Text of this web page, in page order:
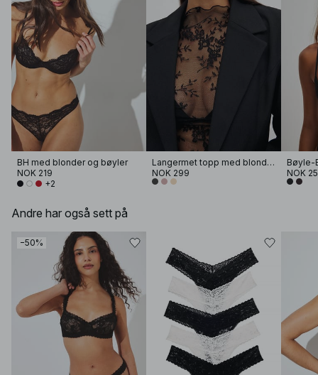
BH med blonder og bøyler
NOK 219
+2
Langermet topp med blonder
NOK 299
NOK
Andre har også sett på
−50%